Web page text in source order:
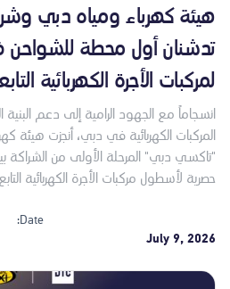
هيئة كهرباء ومياه دبي
تدشنان أول محطة للشواحن
لمركبات الأجرة الكهربائية
انسجاماً مع الجهود الرامية إلى دعم البنية
المركبات الكهربائية في دبي، أنجزت هيئة
"تاكسي دبي" المرحلة الأولى من الشراكة
حصرية لأسطول مركبات الأجرة الكهربائية
Date:
July 9, 2026